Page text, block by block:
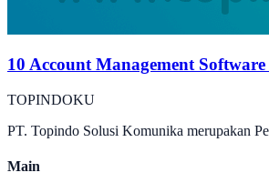
10 Account Management
TOPINDOKU
PT. Topindo Solusi Komunika merupakan
Main